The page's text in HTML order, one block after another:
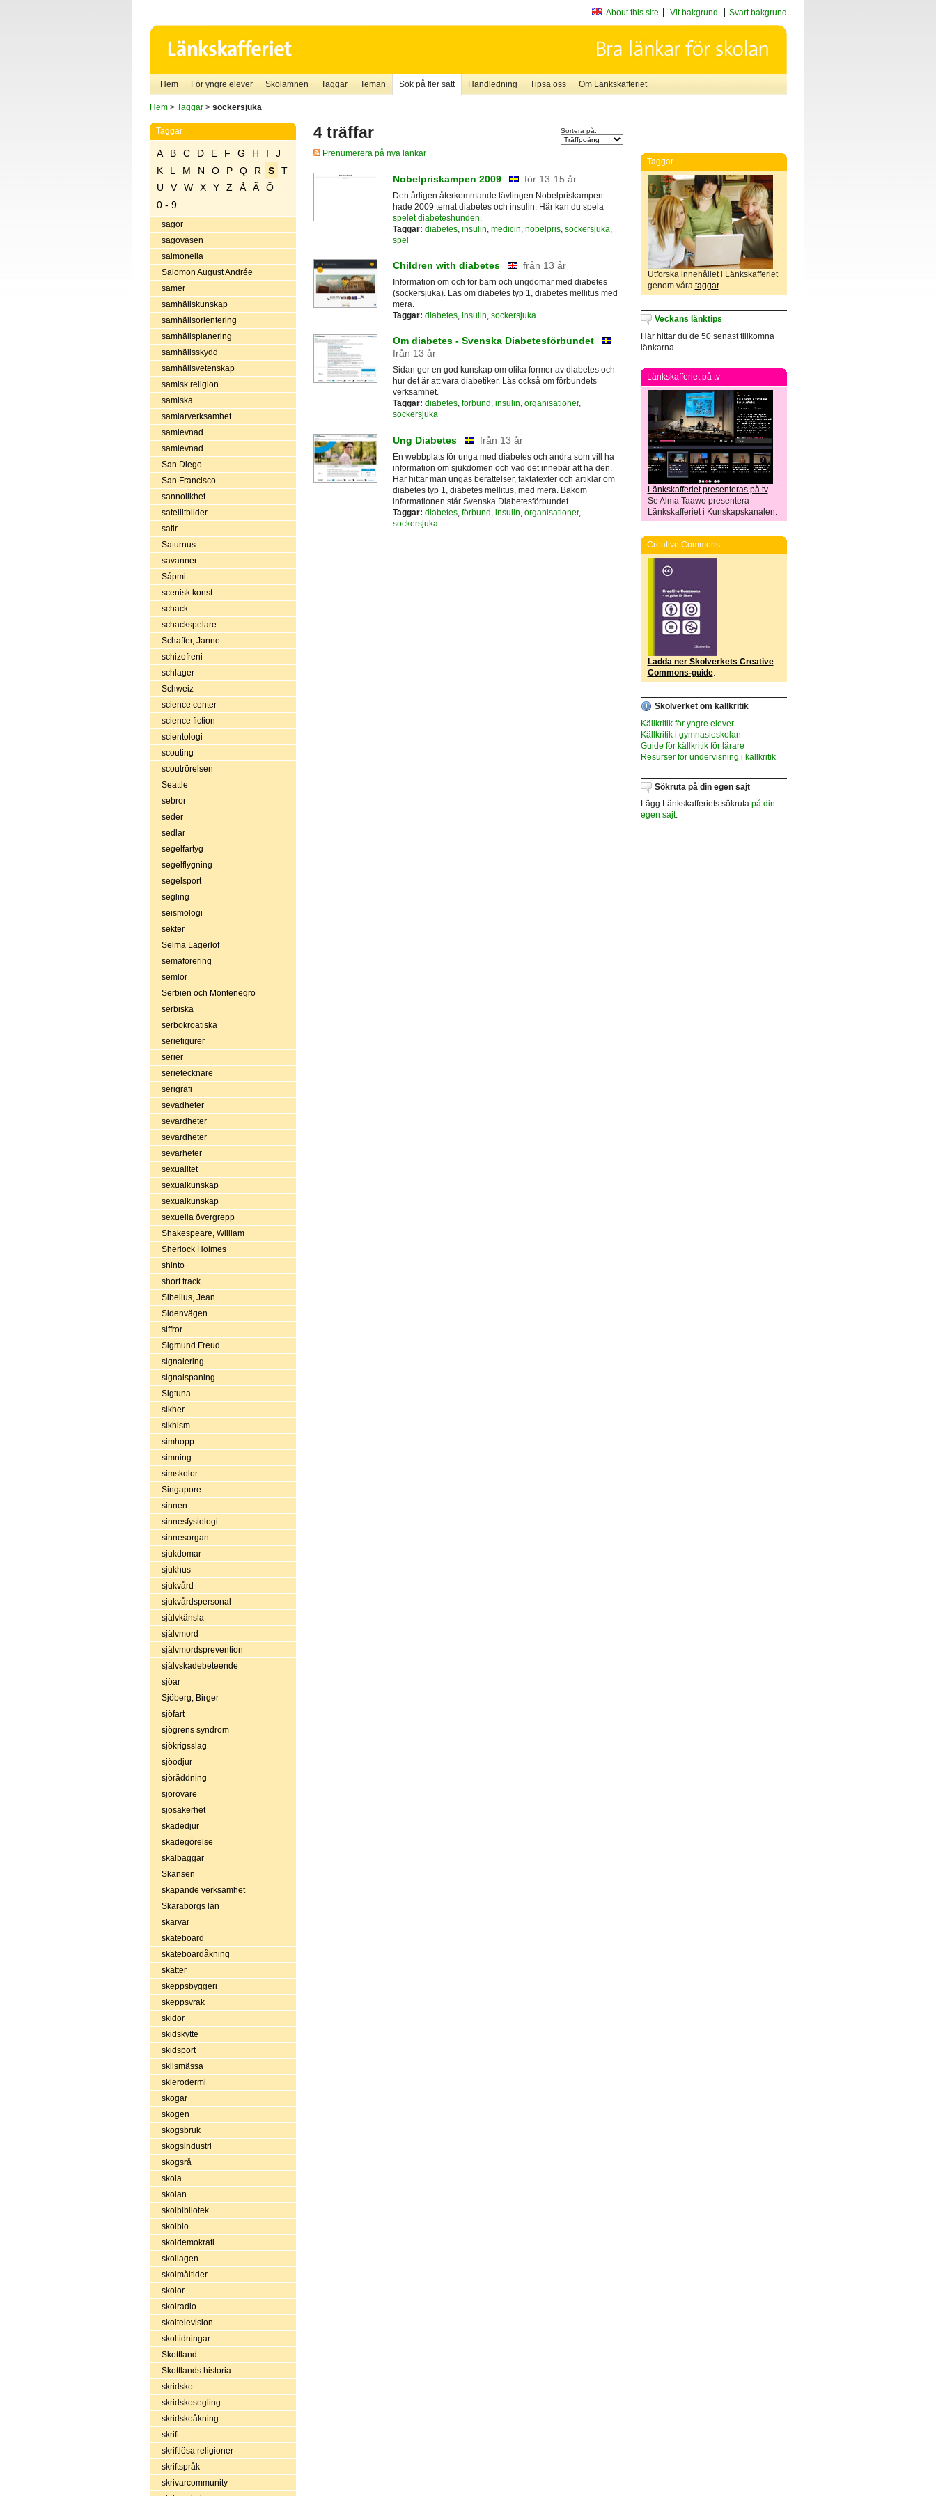
About this site Vit bakgrund Svart bakgrund
Hem För yngre elever Skolämnen Taggar Teman Sök på fler sätt Handledning Tipsa oss Om Länkskafferiet
Hem> Taggar> sockersjuka
Taggar
A B C D E F G H I
J
K
L M N O P Q R S
T
U
V W X Y Z Å Ä
Ö
0 - 9
sagor
sagoväsen
salmonella
Salomon August Andrée
samer
samhällskunskap
samhällsorientering
samhällsplanering
samhällsskydd
samhällsvetenskap
samisk religion
samiska
samlarverksamhet
samlevnad
samlevnad
San Diego
San Francisco
sannolikhet
satellitbilder
satir
Saturnus
savanner
Sápmi
scenisk konst
schack
schackspelare
Schaffer, Janne
schizofreni
schlager
Schweiz
science center
science fiction
scientologi
scouting
scoutrörelsen
Seattle
sebror
seder
sedlar
segelfartyg
segelflygning
segelsport
segling
seismologi
sekter
Selma Lagerlöf
semaforering
semlor
Serbien och Montenegro
serbiska
serbokroatiska
seriefigurer
serier
serietecknare
serigrafi
sevädheter
sevärdheter
sevärdheter
sevärheter
sexualitet
sexualkunskap
sexualkunskap
sexuella övergrepp
Shakespeare, William
Sherlock Holmes
shinto
short track
Sibelius, Jean
Sidenvägen
siffror
Sigmund Freud
signalering
signalspaning
Sigtuna
sikher
sikhism
simhopp
simning
simskolor
Singapore
sinnen
sinnesfysiologi
sinnesorgan
sjukdomar
sjukhus
sjukvård
sjukvårdspersonal
självkänsla
självmord
självmordsprevention
självskadebeteende
sjöar
Sjöberg, Birger
sjöfart
sjögrens syndrom
sjökrigsslag
sjöodjur
sjöräddning
sjörövare
sjösäkerhet
skadedjur
skadegörelse
skalbaggar
Skansen
skapande verksamhet
Skaraborgs län
skarvar
skateboard
skateboardåkning
skatter
skeppsbyggeri
skeppsvrak
skidor
skidskytte
skidsport
skilsmässa
sklerodermi
skogar
skogen
skogsbruk
skogsindustri
skogsrå
skola
skolan
skolbibliotek
skolbio
skoldemokrati
skollagen
skolmåltider
skolor
skolradio
skoltelevision
skoltidningar
Skottland
Skottlands historia
skridsko
skridskosegling
skridskoåkning
skrift
skriftlösa religioner
skriftspråk
skrivarcommunity
4 träffar Sortera på:
Prenumerera på nya länkar
Nobelpriskampen 2009 för 13-15 år
Den årligen återkommande tävlingen Nobelpriskampen
hade 2009 temat diabetes och insulin. Här kan du spela
spelet diabeteshunden
Taggar: diabetes, insulin medicin nobelpris, sockersjuka
spel
Children with diabetes från 13 år
Information om och för barn och ungdomar med diabetes
(sockersjuka). Läs om diabetes typ 1, diabetes mellitus med
mera.
Taggar: diabetes, insulin, sockersjuka
Om diabetes - Svenska Diabetesförbundet
från 13 år
Sidan ger en god kunskap om olika former av diabetes och
hur det är att vara diabetiker. Läs också om förbundets
verksamhet.
Taggar: diabetes, förbund , insulin, organisationer,
sockersjuka
Ung Diabetes från 13 år
En webbplats för unga med diabetes och andra som vill ha
information om sjukdomen och vad det innebär att ha den.
Här hittar man ungas berättelser, faktatexter och artiklar om
diabetes typ 1, diabetes mellitus, med mera. Bakom
informationen står Svenska Diabetesförbundet.
Taggar: diabetes, förbund, insulin, organisationer,
sockersjuka
Taggar
Utforska innehållet i Länkskafferiet
genom våra taggar.
Veckans länktips
Här hittar du de 50 senast tillkomna
länkarna
Länkskafferiet på tv
Länkskafferiet presenteras på tv
Se Alma Taawo presentera
Länkskafferiet i Kunskapskanalen.
Creative Commons
Ladda ner Skolverkets Creative
Commons-guide.
Skolverket om källkritik
Källkritik för yngre elever
Källkritik i gymnasieskolan
Guide för källkritik för lärare
Resurser för undervisning i källkritik
Sökruta på din egen sajt
Lägg Länkskafferiets sökruta på din
egen sajt.